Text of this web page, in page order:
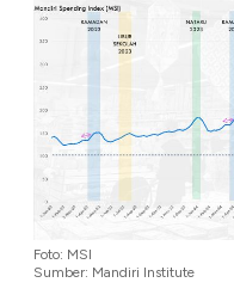
Foto: MSI
Sumber: Mandiri Institute